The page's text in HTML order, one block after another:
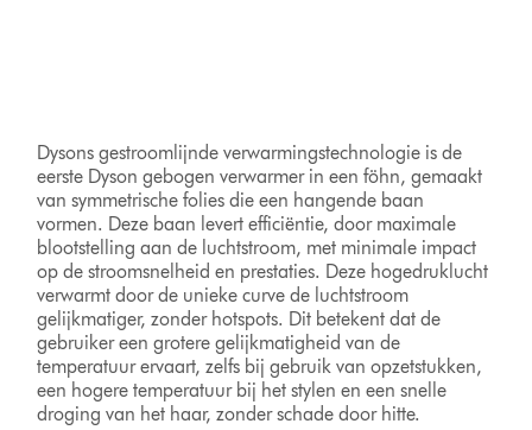
Dysons gestroomlijnde verwarmingstechnologie is de
eerste Dyson gebogen verwarmer in een föhn, gemaakt
van symmetrische folies die een hangende baan
vormen. Deze baan levert efficiëntie, door maximale
blootstelling aan de luchtstroom, met minimale impact
op de stroomsnelheid en prestaties. Deze hogedruklucht
verwarmt door de unieke curve de luchtstroom
gelijkmatiger, zonder hotspots. Dit betekent dat de
gebruiker een grotere gelijkmatigheid van de
temperatuur ervaart, zelfs bij gebruik van opzetstukken,
een hogere temperatuur bij het stylen en een snelle
droging van het haar, zonder schade door hitte.